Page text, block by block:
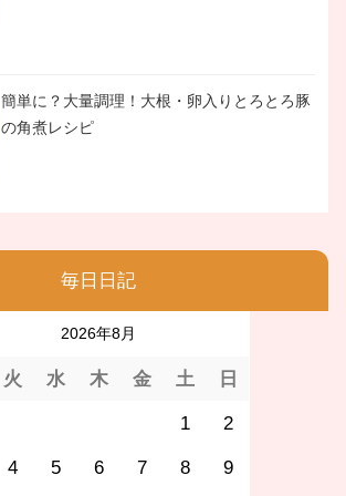
簡単に？大量調理！大根・卵入りとろとろ豚
の角煮レシピ
毎日日記
2026年8月
火 水 木 金 土 日
1 2
4 5 6 7 8 9